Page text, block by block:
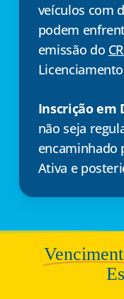
veículos com
podem
emissão do
Inscrição em
não seja
encaminhado
Ativa e